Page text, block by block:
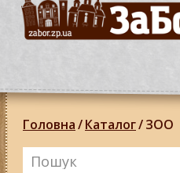
Головна/Каталог/ЗОО